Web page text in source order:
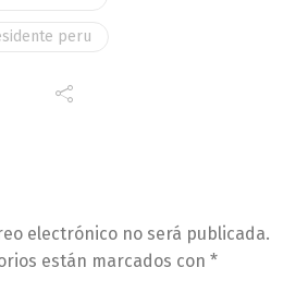
peru
electrónico no será publicada.
están marcados con *